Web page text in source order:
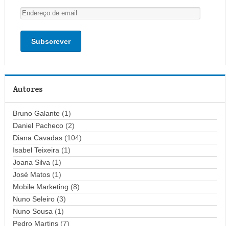
E
n
d
o
d
e
e
m
a
i
l
Autores
Bruno Galante (1)
Daniel Pacheco(2)
Diana Cavadas(104)
Isabel Teixeira (1)
Joana Silva (1)
José Matos(1)
Mobile Marketing (8)
Nuno Seleiro(3)
Nuno Sousa (1)
Pedro Martins(7)